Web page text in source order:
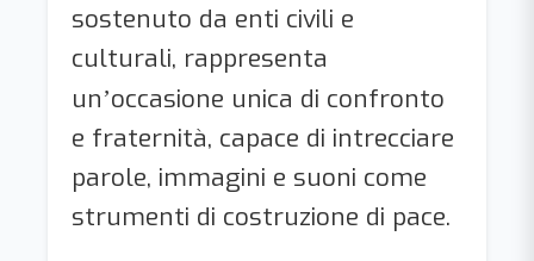
sostenuto da enti civili e
culturali, rappresenta
un’occasione unica di confronto
e fraternità, capace di intrecciare
parole, immagini e suoni come
strumenti di costruzione di pace.